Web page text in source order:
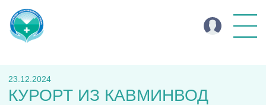
23.12.2024
КУРОРТ ИЗ КАВМИНВОД